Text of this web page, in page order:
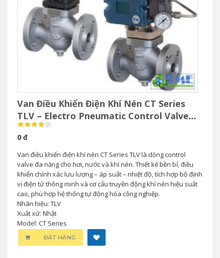
Van Điều Khiển Điện Khí Nén CT Series
TLV – Electro Pneumatic Control Valve
Cho Hơi Nước
0 đ
Van điều khiển điện khí nén CT Series TLV là dòng control
valve đa năng cho hơi, nước và khí nén. Thiết kế bền bỉ, điều
khiển chính xác lưu lượng – áp suất – nhiệt độ, tích hợp bộ định
vị điện tử thông minh và cơ cấu truyền động khí nén hiệu suất
cao, phù hợp hệ thống tự động hóa công nghiệp.
Nhãn hiệu: TLV
Xuất xứ: Nhật
Model: CT Series
ĐẶT HÀNG